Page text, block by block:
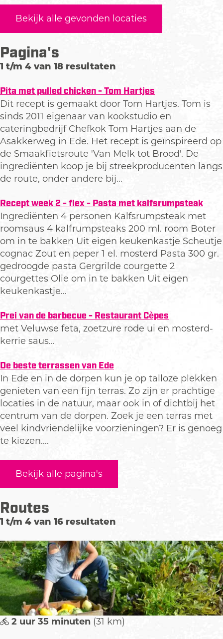
w
i
n
e
l
w
s
W
i
j
n
h
o
e
v
Bekijk alle gevonden locaties
Pagina's
1 t/m 4 van 18 resultaten
Pita met pulled chicken - Tom Hartjes
Dit recept is gemaakt door Tom Hartjes. Tom is
sinds 2011 eigenaar van kookstudio en
cateringbedrijf Chefkok Tom Hartjes aan de
Asakkerweg in Ede. Het recept is geïnspireerd op
de Smaakfietsroute 'Van Melk tot Brood'. De
ingrediënten koop je bij streekproducenten langs
de route, onder andere bij...
Recept week 2 - flex - Pasta met kalfsrumpsteak
Ingrediënten 4 personen Kalfsrumpsteak met
roomsaus 4 kalfrumpsteaks 200 ml. room Boter
om in te bakken Uit eigen keukenkastje Scheutje
cognac Zout en peper 1 el. mosterd Pasta 300 gr.
gedroogde pasta Gergrilde courgette 2
courgettes Olie om in te bakken Uit eigen
keukenkastje...
Prei van de barbecue - Restaurant Cèpes
met Veluwse feta, zoetzure rode ui en mosterd-
kerrie saus...
De beste terrassen van Ede
In Ede en in de dorpen kun je op talloze plekken
genieten van een fijn terras. Zo zijn er prachtige
locaties in de natuur, maar ook in of dichtbij het
centrum van de dorpen. Zoek je een terras met
veel kindvriendelijke voorzieningen? Er is genoeg
te kiezen....
Bekijk alle pagina's
Routes
1 t/m 4 van 16 resultaten
2 uur 35 minuten (31 km)